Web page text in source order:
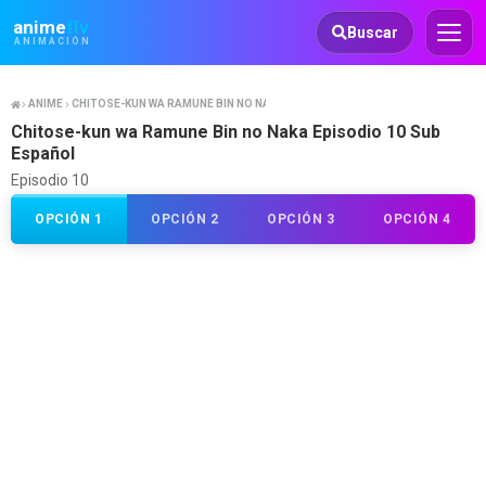
animeflv
ANIMACIÓN
Animeflv Buscar
ANIME CHITOSE-KUN WA RAMUNE BIN NO NAKA
Chitose-kun wa Ramune Bin no Naka Episodio 10 Sub
Español
Episodio 10
OPCIÓN 1 OPCIÓN 2 OPCIÓN 3 OPCIÓN 4